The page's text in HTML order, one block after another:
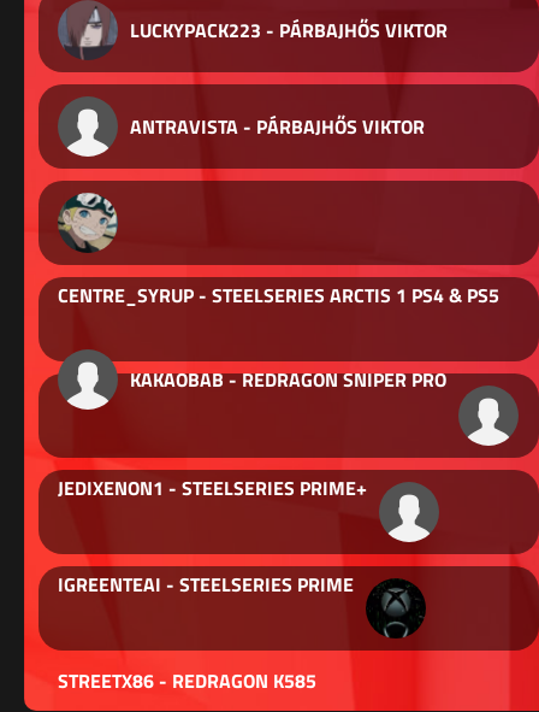
LUCKYPACK223 - PÁRBAJHŐS VIKTOR
ANTRAVISTA - PÁRBAJHŐS VIKTOR
CENTRE_SYRUP - STEELSERIES ARCTIS 1 PS4 & PS5
KAKAOBAB - REDRAGON SNIPER PRO
JEDIXENON1 - STEELSERIES PRIME+
IGREENTEAI - STEELSERIES PRIME
STREETX86 - REDRAGON K585